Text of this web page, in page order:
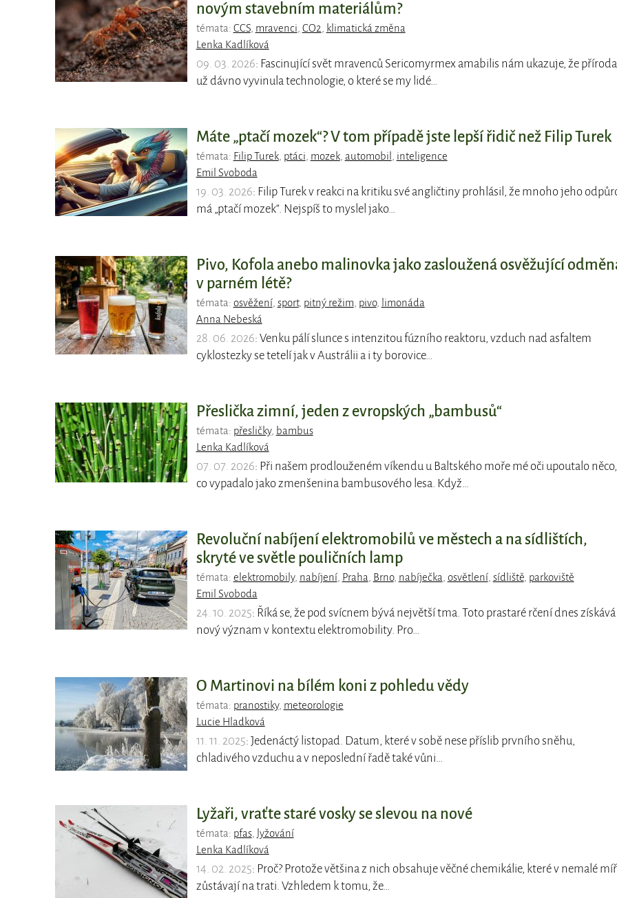
novým stavebním materiálům?
témata: CCS, mravenci CO2
klimatická změna
Lenka Kadlíková
09. 03. 2026: Fascinující svět mravenců Sericomyrmex amabilis nám ukazuje, že příroda
už dávno vyvinula technologie, o které se my lidé…
Máte „ptačí mozek“? V tom případě jste lepší řidič než Filip Turek
témata: Filip Turek, ptáci mozek, automobil
inteligence
Emil Svoboda
19. 03. 2026: Filip Turek v reakci na kritiku své angličtiny prohlásil, že mnoho jeho
má „ptačí mozek“. Nejspíš to myslel jako…
Pivo, Kofola anebo malinovka jako zasloužená osvěžující
v parném létě?
témata: osvěžení, sport, pitný režim pivo,
limonáda
Anna Nebeská
28. 06. 2026: Venku pálí slunce s intenzitou fúzního reaktoru, vzduch nad asfaltem
cyklostezky se tetelí jak v Austrálii a i ty borovice…
Přeslička zimní, jeden z evropských „bambusů“
témata: přesličky, bambus
Lenka Kadlíková
07. 07. 2026: Při našem prodlouženém víkendu u Baltského moře mé oči upoutalo něco,
co vypadalo jako zmenšenina bambusového lesa. Když…
Revoluční nabíjení elektromobilů ve městech a na sídlištích,
skryté ve světle pouličních lamp
témata: elektromobily, nabíjení, Praha Brno, nabíječka osvětlení, sídliště, parkoviště
Emil Svoboda
24. 10. 2025: Říká se, že pod svícnem bývá největší tma. Toto prastaré rčení dnes získává
nový význam v kontextu elektromobility. Pro…
O Martinovi na bílém koni z pohledu vědy
témata: pranostiky, meteorologie
Lucie Hladková
11. 11. 2025: Jedenáctý listopad. Datum, které v sobě nese příslib prvního sněhu,
chladivého vzduchu a v neposlední řadě také vůni…
Lyžaři, vraťte staré vosky se slevou na nové
témata: pfas,
lyžování
Lenka Kadlíková
14. 02. 2025: Proč? Protože většina z nich obsahuje věčné chemikálie, které v nemalé
zůstávají na trati. Vzhledem k tomu, že…